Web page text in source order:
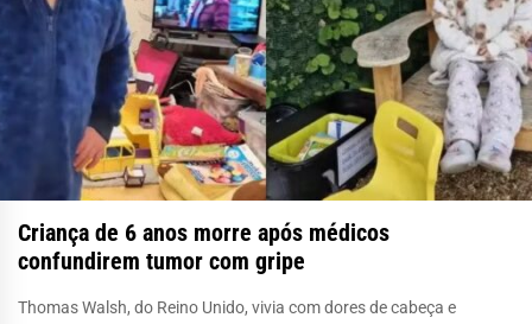
Criança de 6 anos morre após médicos
confundirem tumor com gripe
Thomas Walsh, do Reino Unido, vivia com dores de cabeça e